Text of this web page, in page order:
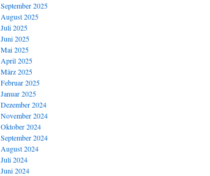
September 2025
August 2025
Juli 2025
Juni 2025
Mai 2025
April 2025
März 2025
Februar 2025
Januar 2025
Dezember 2024
November 2024
Oktober 2024
September 2024
August 2024
Juli 2024
Juni 2024